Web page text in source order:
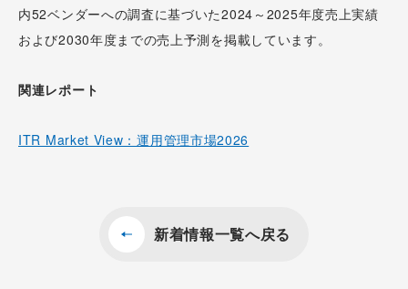
内52ベンダーへの調査に基づいた2024～2025年度売上実績
および2030年度までの売上予測を掲載しています。
関連レポート
ITR Market View：運用管理市場2026
新着情報一覧へ戻る